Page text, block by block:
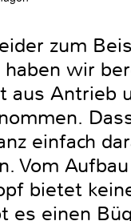
zum
wir
Antrieb
einfach
Vom
bietet
es einen